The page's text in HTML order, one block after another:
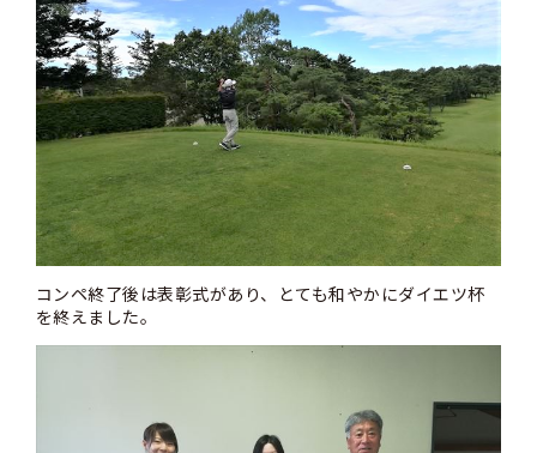
コンペ終了後は表彰式があり、とても和やかにダイエツ杯
を終えました。